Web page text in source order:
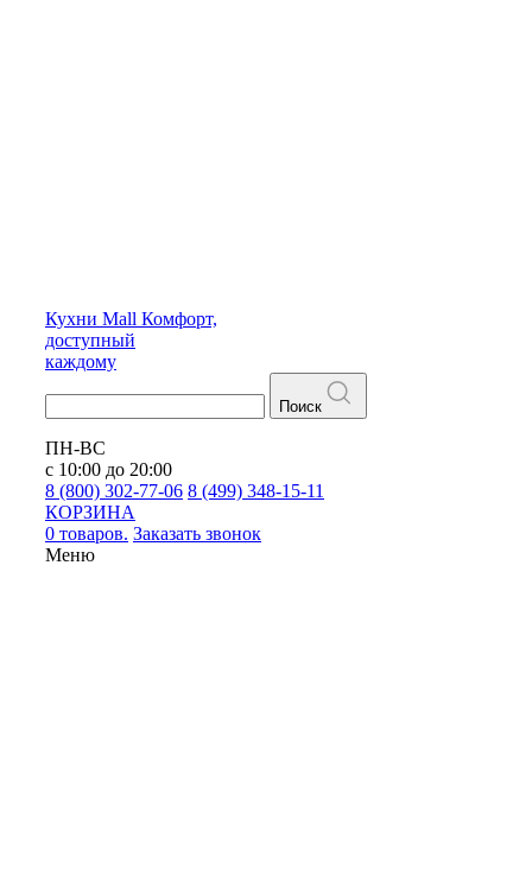
Кухни Mall Комфорт,
доступный
каждому
Поиск
ПН-ВС
с 10:00 до 20:00
8 (800) 302-77-06 8 (499) 348-15-11
КОРЗИНА
0 товаров. Заказать звонок
Меню